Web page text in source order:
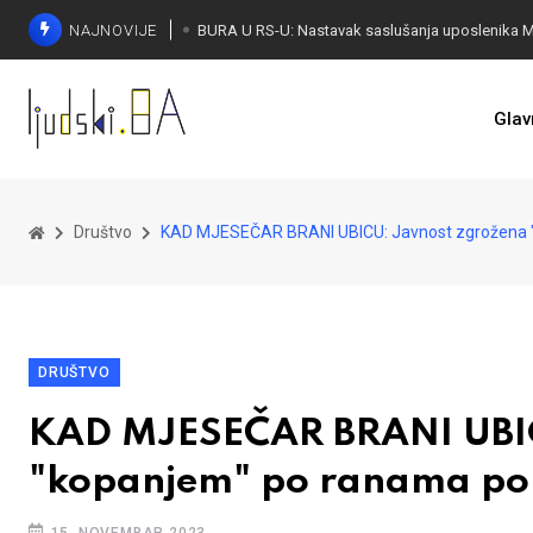
NAJNOVIJE
Društvo KAD MJESEČAR BRANI UBICU: Javnost
DRUŠTVO
KAD MJESEČAR BRANI
"kopanjem" po ranama